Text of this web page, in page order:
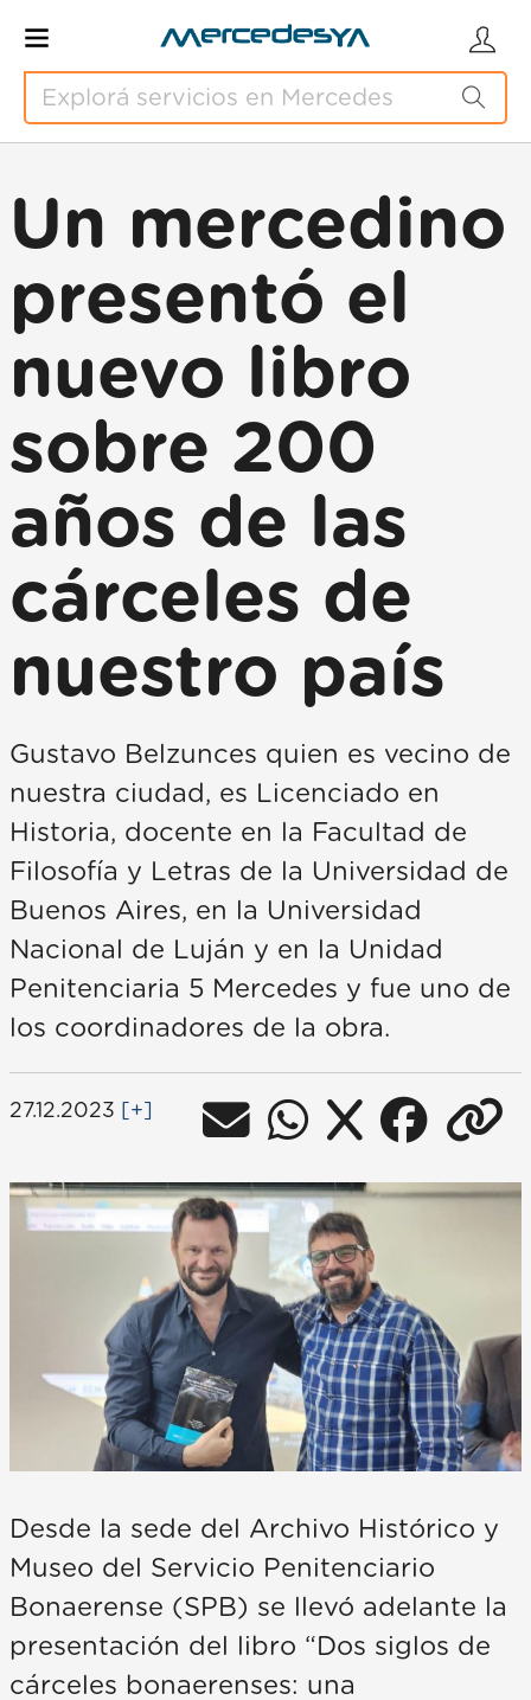
Un mercedino
presentó el
nuevo libro
sobre 200
años de las
cárceles de
nuestro país
Gustavo Belzunces quien es vecino de
nuestra ciudad, es Licenciado en
Historia, docente en la Facultad de
Filosofía y Letras de la Universidad de
Buenos Aires, en la Universidad
Nacional de Luján y en la Unidad
Penitenciaria 5 Mercedes y fue uno de
los coordinadores de la obra.
27.12.2023 [+]
Desde la sede del Archivo Histórico y
Museo del Servicio Penitenciario
Bonaerense (SPB) se llevó adelante la
presentación del libro “Dos siglos de
cárceles bonaerenses: una